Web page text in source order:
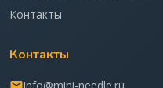
Контакты
Контакты